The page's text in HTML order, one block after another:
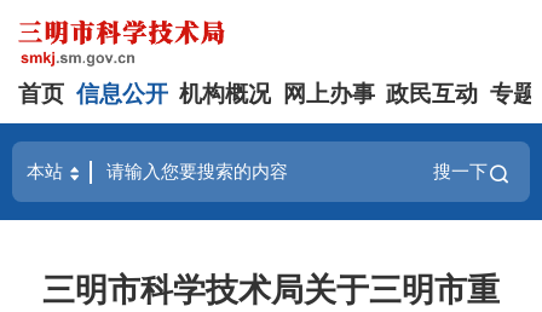
首页 信息公开 机构概况 网上办事 政民互动 专题
搜一下
三明市科学技术局关于三明市重